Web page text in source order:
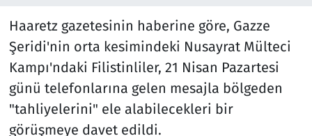
Haaretz gazetesinin haberine göre, Gazze
Şeridi'nin orta kesimindeki Nusayrat Mülteci
Kampı'ndaki Filistinliler, 21 Nisan Pazartesi
günü telefonlarına gelen mesajla bölgeden
"tahliyelerini" ele alabilecekleri bir
görüşmeye davet edildi.
Teknoloji ve Bilim
Televizyon